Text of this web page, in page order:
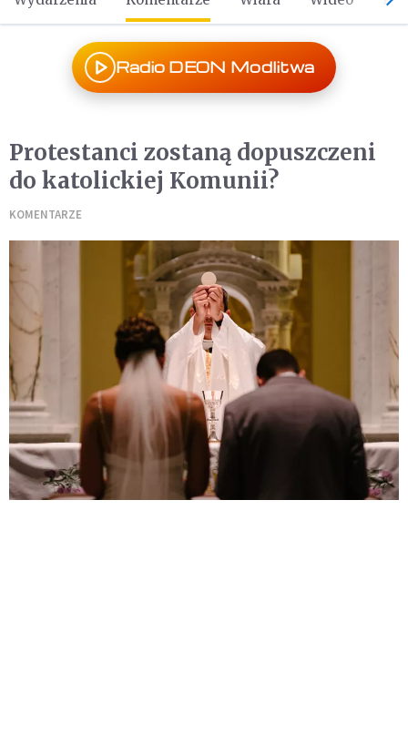
Radio DEON Modlitwa
Protestanci zostaną dopuszczeni
do katolickiej Komunii?
KOMENTARZE